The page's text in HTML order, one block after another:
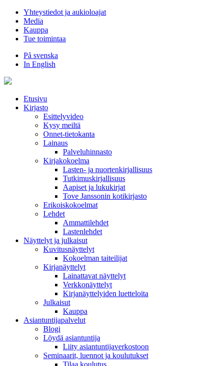
Hyppää
sisältöön
Yhteystiedot ja aukioloajat
Media
Kauppa
Tue toimintaa
På svenska
In English
Etusivu
Kirjasto
Esittelyvideo
Kysy meiltä
Onnet-tietokanta
Lainaus
Palveluhinnasto
Kirjakokoelma
Lasten- ja nuortenkirjallisuus
Tutkimuskirjallisuus
Aapiset ja lukukirjat
Tove Janssonin kotikirjasto
Erikoiskokoelmat
Lehdet
Ammattilehdet
Lastenlehdet
Näyttelyt ja julkaisut
Kuvitusnäyttelyt
Kokoelman taiteilijat
Kirjanäyttelyt
Lainattavat näyttelyt
Verkkonäyttelyt
Kirjanäyttelyiden luetteloita
Julkaisut
Kauppa
Asiantuntija­palvelut
Blogi
Löydä asiantuntija
Liity asiantuntijaverkostoon
Seminaarit, luennot ja koulutukset
Tilaa koulutus